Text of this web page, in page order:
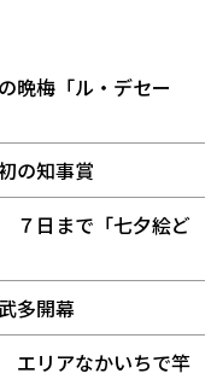
晩梅「ル・デセー
の知事賞
７日まで「七夕絵ど
多開幕
エリアなかいちで竿